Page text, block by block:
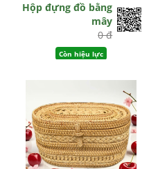
Hộp đựng đồ bằng
mây
0 đ
Còn hiệu lực